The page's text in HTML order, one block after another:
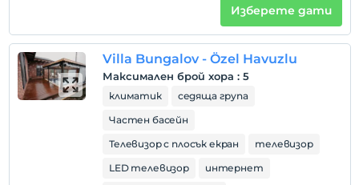
içerisinde mutfak araç ve gereçleri
YATAK ODASI: Loft katta 1 adet çift kişilik
🏊🏻‍♂️EĞLENCE: Özel havuz 🍀BAHÇE: Barbekü
imkânı Oturma grubu ve ateş kazanı Özel
otopark
Изберете дати
Villa Bungalov - Özel Havuzlu
Максимален брой хора : 5
климатик
седяща група
Частен басейн
Телевизор с плосък екран
телевизор
LED телевизор
интернет